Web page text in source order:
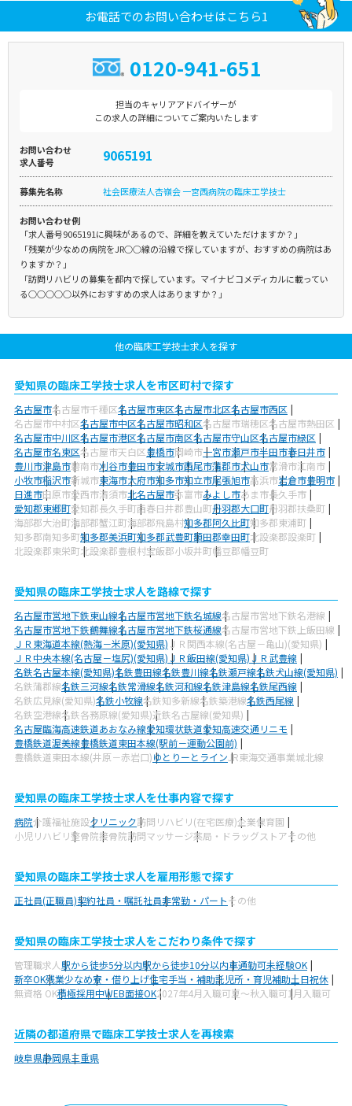
お電話でのお問い合わせはこちら1
0120-941-651
担当のキャリアアドバイザーが
この求人の詳細についてご案内いたします
お問い合わせ
求人番号
9065191
募集先名称 社会医療法人杏嶺会 一宮西病院の臨床工学技士
お問い合わせ例
「求人番号9065191に興味があるので、詳細を教えていただけますか？」
「残業が少なめの病院をJR○○線の沿線で探していますが、おすすめの病院はあ
りますか？」
「訪問リハビリの募集を都内で探しています。マイナビコメディカルに載ってい
る○○○○○以外におすすめの求人はありますか？」
他の臨床工学技士求人を探す
愛知県の臨床工学技士求人を市区町村で探す
名古屋市名古屋市千種区名古屋市東区名古屋市北区名古屋市西区
名古屋市中村区名古屋市中区名古屋市昭和区名古屋市瑞穂区名古屋市熱田区
名古屋市中川区名古屋市港区名古屋市南区名古屋市守山区名古屋市緑区
名古屋市名東区名古屋市天白区豊橋市岡崎市一宮市瀬戸市半田市春日井市
豊川市津島市碧南市刈谷市豊田市安城市西尾市蒲郡市犬山市常滑市江南市
小牧市稲沢市新城市東海市大府市知多市知立市尾張旭市高浜市岩倉市豊明市
日進市田原市愛西市清須市北名古屋市弥富市みよし市あま市長久手市
愛知郡東郷町愛知郡長久手町西春日井郡豊山町丹羽郡大口町丹羽郡扶桑町
海部郡大治町海部郡蟹江町海部郡飛島村知多郡阿久比町知多郡東浦町
知多郡南知多町知多郡美浜町知多郡武豊町額田郡幸田町北設楽郡設楽町
北設楽郡東栄町北設楽郡豊根村宝飯郡小坂井町幡豆郡幡豆町
愛知県の臨床工学技士求人を路線で探す
名古屋市営地下鉄東山線名古屋市営地下鉄名城線名古屋市営地下鉄名港線
名古屋市営地下鉄鶴舞線名古屋市営地下鉄桜通線名古屋市営地下鉄上飯田線
ＪＲ東海道本線(熱海－米原)(愛知県) ＪＲ関西本線(名古屋－亀山)(愛知県)
ＪＲ中央本線(名古屋－塩尻)(愛知県)ＪＲ飯田線(愛知県)ＪＲ武豊線
名鉄名古屋本線(愛知県)名鉄豊田線名鉄豊川線名鉄瀬戸線名鉄犬山線(愛知県)
名鉄蒲郡線名鉄三河線名鉄常滑線名鉄河和線名鉄津島線名鉄尾西線
名鉄広見線(愛知県)名鉄小牧線名鉄知多新線名鉄築港線名鉄西尾線
名鉄空港線名鉄各務原線(愛知県)近鉄名古屋線(愛知県)
名古屋臨海高速鉄道あおなみ線愛知環状鉄道愛知高速交通リニモ
豊橋鉄道渥美線豊橋鉄道東田本線(駅前－運動公園前)
豊橋鉄道東田本線(井原－赤岩口)ゆとりーとラインJR東海交通事業城北線
愛知県の臨床工学技士求人を仕事内容で探す
病院介護福祉施設クリニック訪問リハビリ(在宅医療)企業保育園
小児リハビリ整骨院接骨院訪問マッサージ薬局・ドラッグストアその他
愛知県の臨床工学技士求人を雇用形態で探す
正社員(正職員)契約社員・嘱託社員非常勤・パートその他
愛知県の臨床工学技士求人をこだわり条件で探す
管理職求人駅から徒歩5分以内駅から徒歩10分以内車通勤可未経験OK
新卒OK残業少なめ寮・借り上げ住宅手当・補助託児所・育児補助土日祝休
無資格 OK積極採用中WEB面接OK2027年4月入職可夏～秋入職可1月入職可
近隣の都道府県で臨床工学技士求人を再検索
岐阜県静岡県三重県